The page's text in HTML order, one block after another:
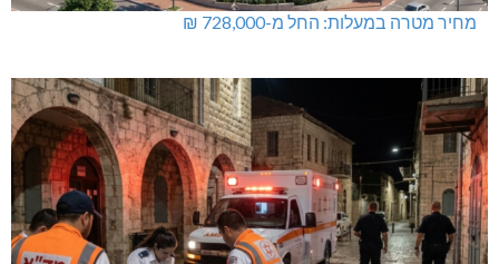
מחיר מטרה במעלות: החל מ-728,000 ₪